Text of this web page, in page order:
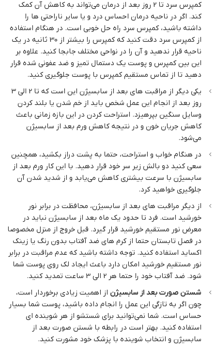
کمپرس سرد تا 2 روز بعد از درمان می‌تواند به کاهش آن کمک
کند. اگر در ناحیه درمان احساس درد و یا سایر ناراحتی ها را
داشته باشید، کمپرس سرد راه حل خوبی است. در هنگام استفاده
از کمپرس سرد دقت کنید که کمپرس را بیشتر از 30 ثانیه در یک
ناحیه قرار ندهید و آن را در نواحی مختلف جابجا کنید. علاوه بر
این بین کمپرس و پوست یک دستمال تمیز و ضد عفونی شده قرار
دهید تا از تماس مستقیم کمپرس با پوست جلوگیری کنید.
یکی دیگر از مراقبت های بعد از سابسیژن این است که تا 2 الی 3
روز بعد از انجام این عمل شخص باید از خم شدن یا بلند کردن
وسایل سنگین بپرهیزد. استراحت کردن در این بازه زمانی باعث
کاهش جریان خون و در نتیجه کاهش ورم بعد از سابسیژن
می‌شود.
در هنگام خواب و استراحت، حتما به پشت دراز بکشید، همچنین
سعی کنید دو بالش زیر سر خود قرار دهید. با این کار ورم بعد از
سابسیژن با سرعت بیشتری کاهش می‌یابد و از شدید شدن آن
جلوگیری خواهید کرد.
از دیگر مراقبت های بعد از سابسیژن، محافظت در برابر نور
خورشید است. فرد تا حدود یک ماه بعد از سابسیژن نباید در
معرض نور مستقیم خورشید قرار گیرد. قبل خروج از منزل مخصوصا
در فصل تابستان حتما از کرم های ضد آفتاب بدون رنگ یا زینک
اکساید استفاده کنید. توجه داشته باشید که عدم مراقبت در برابر
نور مستقیم خورشید امکان دارد باعث ایجاد لک روی پوست شما
شود. ضد آفتاب خود را حتما هر 2 الی 3 ساعت تمدید کنید.
شستن صورت بعد از سابسیژن از اهمیت زیادی برخوردار است،
چون اگر به تازگی این عمل را انجام داده باشید، پوست شما بسیار
حساس است. شما نمی‌توانید برای شستشو از هر شوینده ای
استفاده کنید. بهتر است در رابطه با شستن صورت بعد از
سابسیژن و انتخاب شوینده با پزشک خود مشورت کنید.